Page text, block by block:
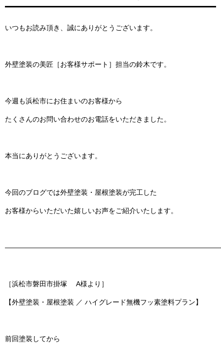
いつもお読み頂き、誠にありがとうございます。
外壁塗装の美匠［お客様サポート］担当の鈴木です。
今週も浜松市にお住まいのお客様から
たくさんのお問い合わせのお電話をいただきました。
本当にありがとうございます。
今回のブログでは外壁塗装・屋根塗装が完工した
お客様からいただいた嬉しいお声をご紹介いたします。
［浜松市磐田市掛塚 A様より］
【外壁塗装・屋根塗装 ／ ハイグレード無機フッ素塗料プラン】
前回塗装してから